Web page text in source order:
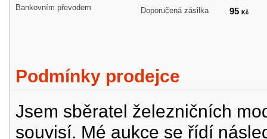
Bankovním převodem
Doporučená zásilka 95 Kč
Podmínky prodejce
Jsem sběratel železničních
souvisí. Mé aukce se řídí